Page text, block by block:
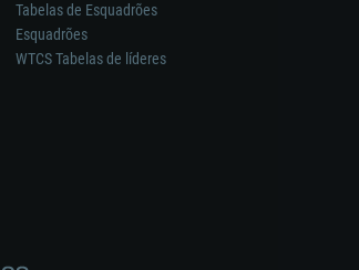
Tabelas de Esquadrões
Esquadrões
WTCS Tabelas de líderes